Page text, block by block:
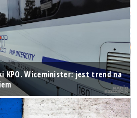
KPO. Wiceminister: jest trend na